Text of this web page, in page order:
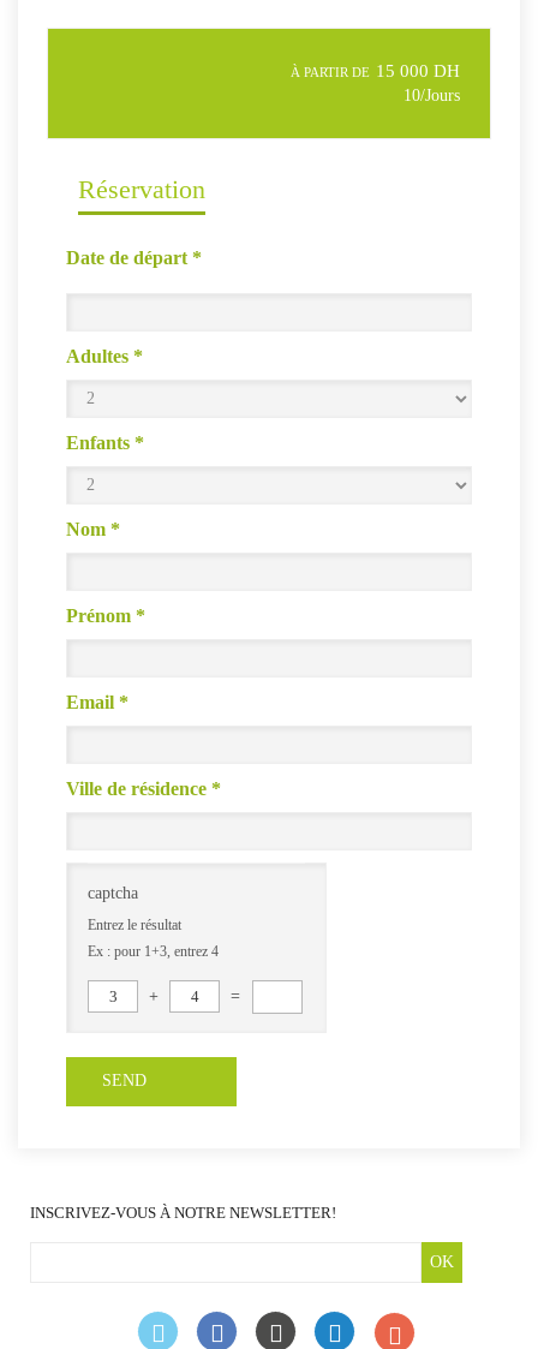
À PARTIR DE 15 000 DH
10/Jours
Réservation
Date de départ *
Adultes *
Enfants *
Nom *
Prénom *
Email *
Ville de résidence *
captcha
Entrez le résultat
Ex : pour 1+3, entrez 4
3 + 4 =
INSCRIVEZ-VOUS À NOTRE NEWSLETTER!
OK